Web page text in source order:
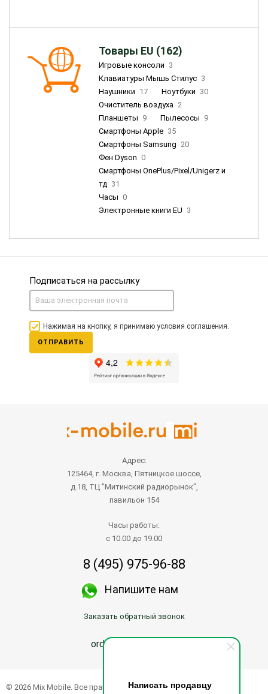
Написать продавцу
Товары EU (162)
Игровые консоли 3
Клавиатуры Мышь Стилус 3
Наушники 17 Ноутбуки 30
Очиститель воздуха 2
Планшеты 9 Пылесосы 9
Смартфоны Apple 35
Смартфоны Samsung 20
Фен Dyson 0
Смартфоны OnePlus/Pixel/Unigerz и
тд 31
Часы 0
Электронные книги EU 3
Подписаться на рассылку
Нажимая на кнопку, я принимаю условия соглашения.
ОТПРАВИТЬ
Адрес:
125464, г. Москва, Пятницкое шоссе,
д.18, ТЦ "Митинский радиорынок",
павильон 154
Часы работы:
с 10.00 до 19.00
8 (495) 975-96-88
Напишите нам
Заказать обратный звонок
order@mix-mobile.ru
© 2026 Mix Mobile. Все права защищены.